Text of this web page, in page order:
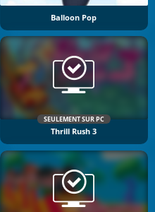
Balloon Pop
SEULEMENT SUR PC
Thrill Rush 3